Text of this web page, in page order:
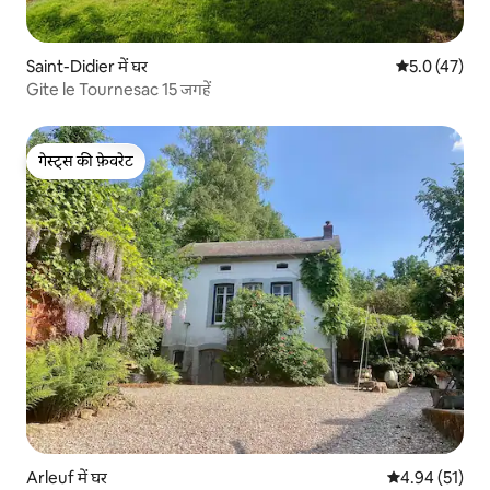
Saint-Didier में घर औसत रेटिंग 5
5.0 (47)
Gite le Tournesac 15 जगहें
गेस्ट्स की फ़ेवरेट
गेस्ट्स की फ़ेवरेट
Arleuf में घर औसत रेटिंग 5 में
4.94 (51)